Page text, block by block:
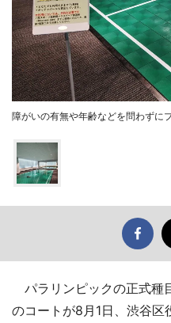
障がいの有無や年齢などを問わずに
パラリンピックの正式種
のコートが8月1日、渋谷区